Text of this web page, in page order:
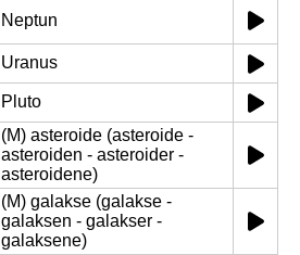
Neptun
Uranus
Pluto
(M) asteroide (asteroide -
asteroiden - asteroider -
asteroidene)
(M) galakse (galakse -
galaksen - galakser -
galaksene)